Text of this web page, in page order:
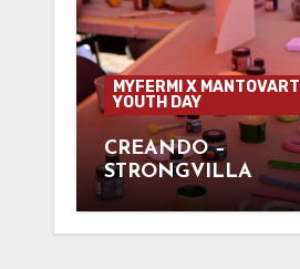
MYFERMI X MANTOVART
YOUTH DAY
CREANDO –
STRONGVILLA